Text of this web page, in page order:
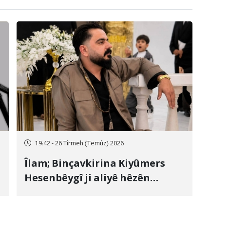
19:42 - 26 Tîrmeh (Temûz) 2026
Îlam; Binçavkirina Kiyûmers
Hesenbêygî ji aliyê hêzên